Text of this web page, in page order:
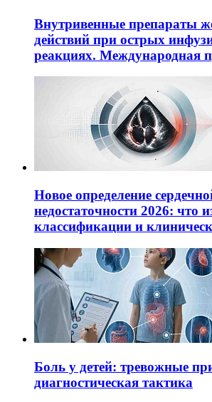
Внутривенные препараты
действий при острых
реакциях. Международная
Новое определение
недостаточности 2026: что
классификации и
Боль у детей: тревожные
диагностическая тактика